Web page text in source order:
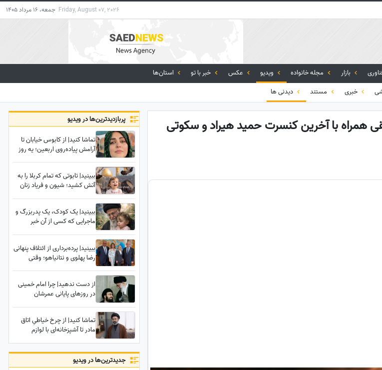
Friday, August 07, 2026 جمعه، 16 مرداد 1405
بازار مجله خانواده ویدیو عکس خبر با تو
استان‌ها
خبری مستند دیدنی ها
همراه با آخرین کنسرت حمید هیراد و سکوتی
پربازدید‌ترین‌ها در ویدیو
تماشا کنید| از کابوس خیابان تا
آرامش پیاده‌روی اربعین؛ یه روز
ببینید| تابوتی که تمام کربلا را به
آتش کشید؛ شیون و فریاد زنان
ببینید| یک کودک، یک پدربزرگ و
ماجرایی که کسی از آن خبر
شهید انقلاب در حرم امام رضا (ع)
ببینید| پرده‌برداری از ائتلاف پنهانی
رضا پهلوی و نتانیاهو؛ وقتی
می‌کنند!
از دست ندهید| چرا امام خمینی
در روزهای پایانی عمرشان
تماشا کنید| از چرخ خیاطیِ اتاق
مادر تا آشپزخانه‌ای با لوازم
تولد رهبر معظم انقلاب را از
نزدیک ببینید
جدید‌ترین‌ها در ویدیو